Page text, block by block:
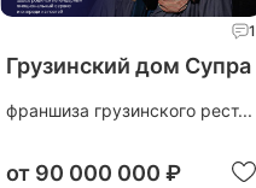
1
Грузинский дом Супра
франшиза грузинского рест...
от 90 000 000 ₽